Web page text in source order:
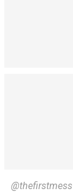
@thefirstmess